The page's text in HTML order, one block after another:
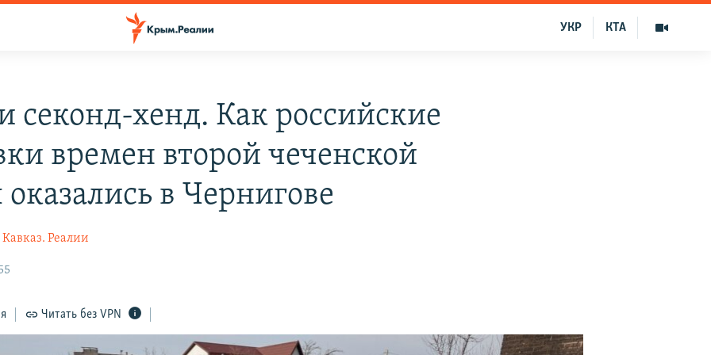
КТА
УКР
секонд-хенд. Как российские
времен второй чеченской
в Чернигове
Кавказ. Реалии
Читать без VPN